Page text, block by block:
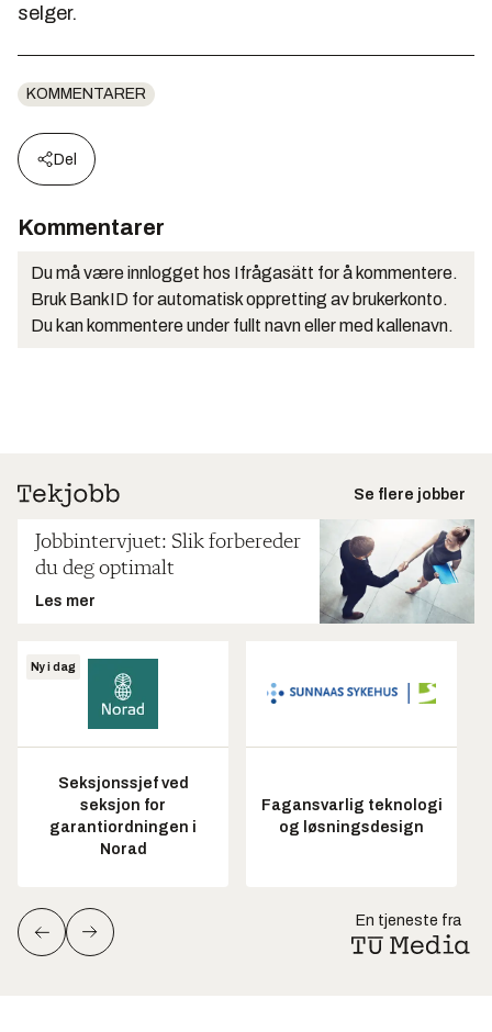
selger.
KOMMENTARER
Del
Kommentarer
Du må være innlogget hos Ifrågasätt for å kommentere.
Bruk BankID for automatisk oppretting av brukerkonto.
Du kan kommentere under fullt navn eller med kallenavn.
Se flere jobber
Jobbintervjuet: Slik forbereder
du deg optimalt
Les mer
Ny i dag
Seksjonssjef ved
seksjon for
garantiordningen i
Norad
Fagansvarlig teknologi
og løsningsdesign
En tjeneste fra